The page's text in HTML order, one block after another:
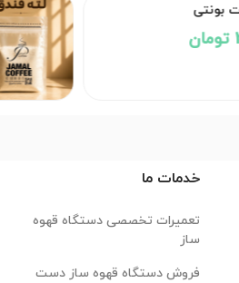
بونتی
خدمات ما
تعمیرات تخصصی دستگاه قهوه
ساز
فروش دستگاه قهوه ساز دست